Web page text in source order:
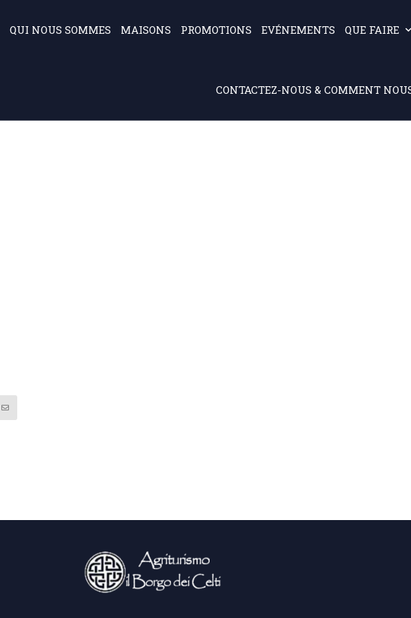
QUI NOUS SOMMES MAISONS PROMOTIONS EVÉNEMENTS QUE FAIRE
CONTACTEZ-NOUS & COMMENT